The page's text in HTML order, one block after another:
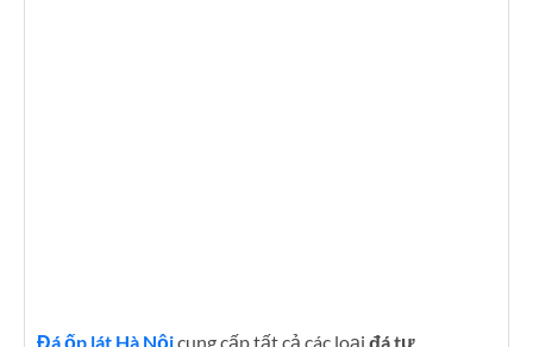
Đá ốp lát Hà Nộicung cấp tất cả các loại đá tự